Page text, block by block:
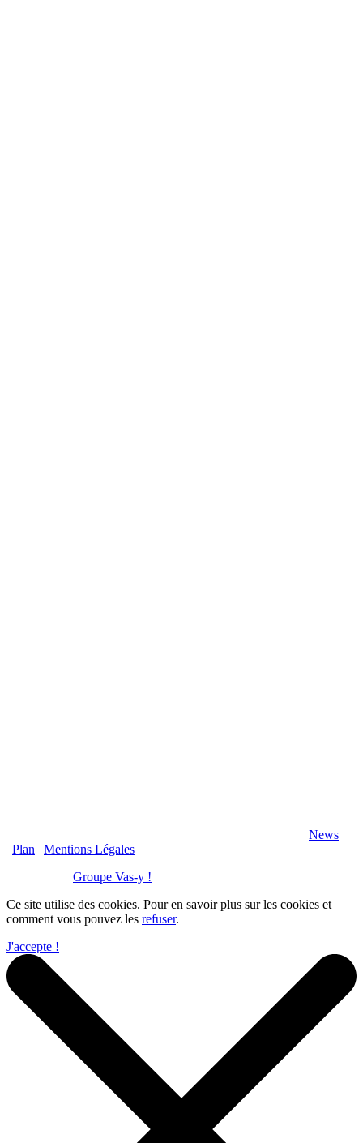
News
Plan
Mentions Légales
Groupe Vas-y !
Ce site utilise des cookies. Pour en savoir plus sur les cookies et
comment vous pouvez les refuser.
J'accepte !